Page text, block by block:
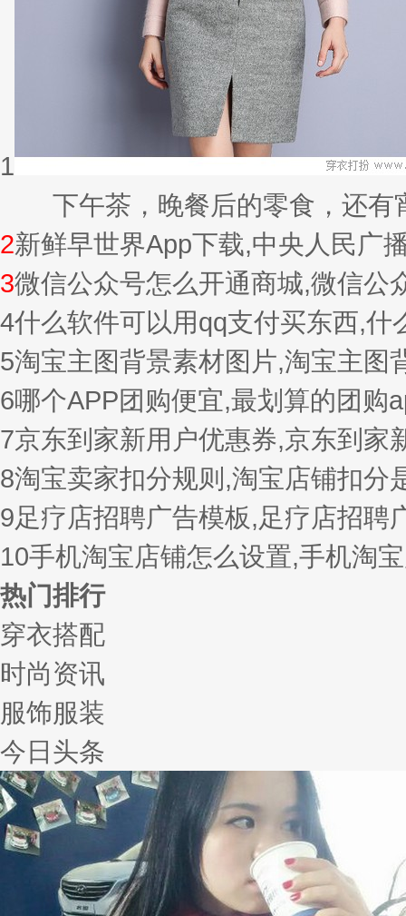
1
下午茶，晚餐后的零食，还有
2新鲜早世界App下载,中央人民广
3微信公众号怎么开通商城,微信公
4什么软件可以用qq支付买东西,什
5淘宝主图背景素材图片,淘宝主图
6哪个APP团购便宜,最划算的团购
7京东到家新用户优惠券,京东到家
8淘宝卖家扣分规则,淘宝店铺扣分
9足疗店招聘广告模板,足疗店招聘
10手机淘宝店铺怎么设置,手机淘
热门排行
穿衣搭配
时尚资讯
服饰服装
今日头条